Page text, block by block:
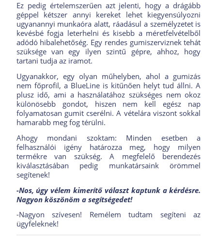
Ez pedig értelemszerűen azt jelenti, hogy a drágább
géppel kétszer annyi kereket lehet kiegyensúlyozni
ugyanannyi munkaóra alatt, ráadásul a személyzetet is
kevésbé fogja leterhelni és kisebb a méretfelvételből
adódó hibalehetőség. Egy rendes gumiszerviznek tehát
szüksége van egy ilyen szintű gépre, ahhoz, hogy
tartani tudja az iramot.
Ugyanakkor, egy olyan műhelyben, ahol a gumizás
nem főprofil, a BlueLine is kitűnően helyt tud állni. A
plusz idő, ami a használatához szükséges nem okoz
különösebb gondot, hiszen nem kell egész nap
folyamatosan gumit cserélni. A vételára viszont sokkal
hamarabb meg fog térülni.
Ahogy mondani szoktam: Minden esetben a
felhasználói igény határozza meg, hogy milyen
termékre van szükség. A megfelelő berendezés
kiválasztásában pedig munkatársaink örömmel
segítenek!
-Nos, úgy vélem kimerítő választ kaptunk a kérdésre.
Nagyon köszönöm a segítségedet!
-Nagyon szívesen! Remélem tudtam segíteni az
ügyfeleknek!